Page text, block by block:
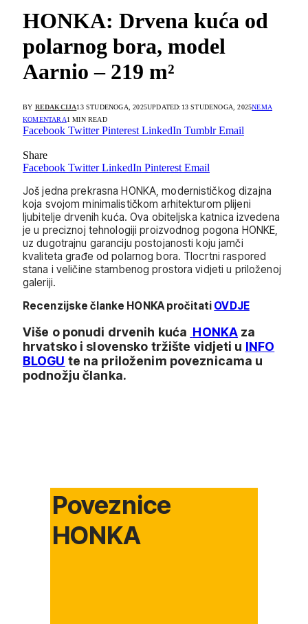
HONKA: Drvena kuća od
polarnog bora, model
Aarnio – 219 m²
BY REDAKCIJA13 STUDENOGA, 2025UPDATED: 13 STUDENOGA, 2025NEMA
KOMENTARA1 MIN READ
Facebook Twitter Pinterest LinkedIn Tumblr Email
Share
Facebook Twitter LinkedIn Pinterest Email
Još jedna prekrasna HONKA, modernističkog dizajna
koja svojom minimalističkom arhitekturom plijeni
ljubitelje drvenih kuća. Ova obiteljska katnica izvedena
je u preciznoj tehnologiji proizvodnog pogona HONKE,
uz dugotrajnu garanciju postojanosti koju jamči
kvaliteta građe od polarnog bora. Tlocrtni raspored
stana i veličine stambenog prostora vidjeti u priloženoj
galeriji.
Recenzijske članke HONKA pročitati OVDJE
Više o ponudi drvenih kuća HONKA za
hrvatsko i slovensko tržište vidjeti u INFO
BLOGU te na priloženim poveznicama u
podnožju članka.
Poveznice
HONKA